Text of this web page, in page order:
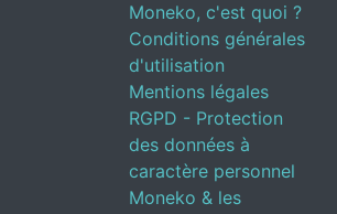
Moneko, c'est quoi ?
Conditions générales
d'utilisation
Mentions légales
RGPD - Protection
des données à
caractère personnel
Moneko & les